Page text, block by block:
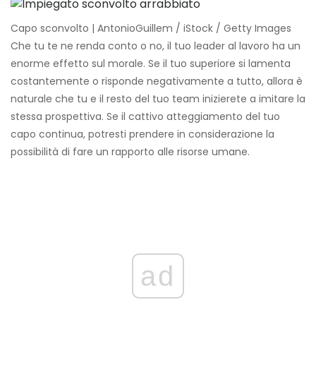
Capo sconvolto | AntonioGuillem / iStock / Getty Images
Che tu te ne renda conto o no, il tuo leader al lavoro ha un
enorme effetto sul morale. Se il tuo superiore si lamenta
costantemente o risponde negativamente a tutto, allora è
naturale che tu e il resto del tuo team inizierete a imitare la
stessa prospettiva. Se il cattivo atteggiamento del tuo
capo continua, potresti prendere in considerazione la
possibilità di fare un rapporto alle risorse umane.
ad